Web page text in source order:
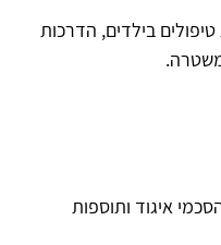
בילדים, הדרכות
איגוד ותוספות